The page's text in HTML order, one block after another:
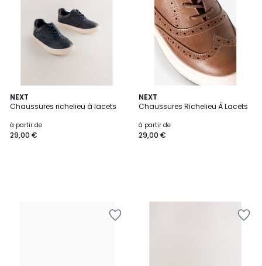
NEXT
Chaussures richelieu à lacets
à partir de
29,00 €
NEXT
Chaussures Richelieu À Lacets
à partir de
29,00 €